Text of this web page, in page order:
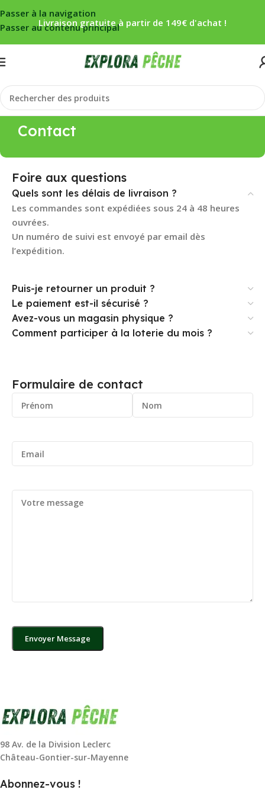
Passer à la navigation
Passer au contenu principal
Livraison gratuite à partir de 149€ d'achat !
Contact
Foire aux questions
Quels sont les délais de livraison ?
Les commandes sont expédiées sous 24 à 48 heures
ouvrées.
Un numéro de suivi est envoyé par email dès
l’expédition.
Puis-je retourner un produit ?
Le paiement est-il sécurisé ?
Avez-vous un magasin physique ?
Comment participer à la loterie du mois ?
Formulaire de contact
98 Av. de la Division Leclerc
Château-Gontier-sur-Mayenne
Abonnez-vous !